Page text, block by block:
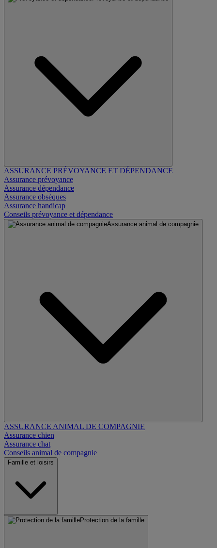
ASSURANCE PRÉVOYANCE ET DÉPENDANCE
Assurance prévoyance
Assurance dépendance
Assurance obsèques
Assurance handicap
Conseils prévoyance et dépendance
Assurance animal de compagnie
ASSURANCE ANIMAL DE COMPAGNIE
Assurance chien
Assurance chat
Conseils animal de compagnie
Famille et loisirs
Protection de la famille